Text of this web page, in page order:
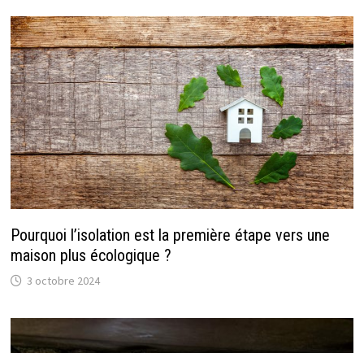
Pourquoi l’isolation est la première étape vers une
maison plus écologique ?
3 octobre 2024